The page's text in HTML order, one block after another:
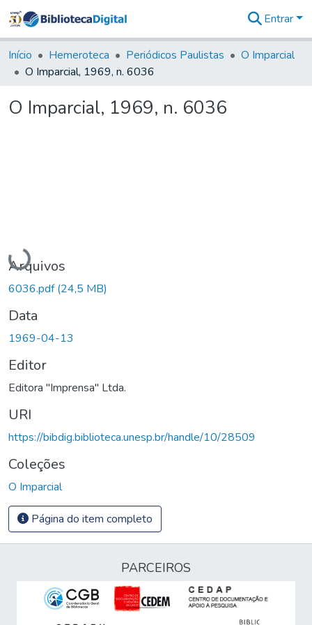
&
Coleções
Tudo na
Digital
Entrar
Início Hemeroteca Periódicos Paulistas
O Imparcial
O Imparcial, 1969, n. 6036
O Imparcial, 1969, n. 6036
Carregando...
Arquivos
6036.pdf(24,5 MB)
Data
1969-04-13
Editor
Editora "Imprensa" Ltda.
URI
https://bibdig.biblioteca.unesp.br/handle/10/28509
Coleções
O Imparcial
Página do item completo
PARCEIROS